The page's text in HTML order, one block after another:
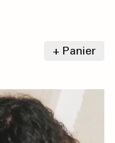
+ Panier